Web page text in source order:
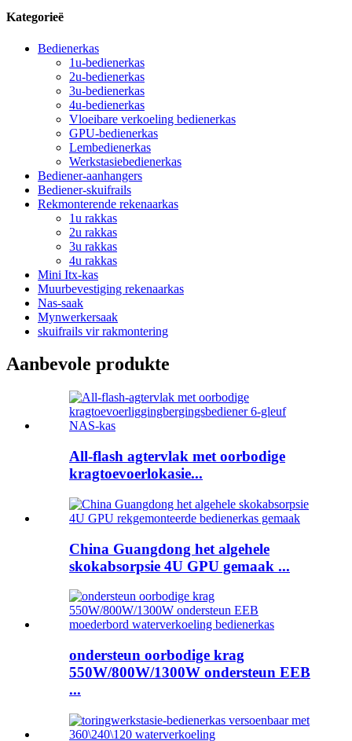
Kategorieë
Bedienerkas
1u-bedienerkas
2u-bedienerkas
3u-bedienerkas
4u-bedienerkas
Vloeibare verkoeling bedienerkas
GPU-bedienerkas
Lembedienerkas
Werkstasiebedienerkas
Bediener-aanhangers
Bediener-skuifrails
Rekmonterende rekenaarkas
1u rakkas
2u rakkas
3u rakkas
4u rakkas
Mini Itx-kas
Muurbevestiging rekenaarkas
Nas-saak
Mynwerkersaak
skuifrails vir rakmontering
Aanbevole produkte
All-flash agtervlak met oorbodige
kragtoevoerlokasie...
China Guangdong het algehele
skokabsorpsie 4U GPU gemaak ...
ondersteun oorbodige krag
550W/800W/1300W ondersteun EEB
...